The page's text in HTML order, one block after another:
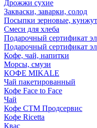
Дрожжи сухие
Закваски, заварки, солод
Посыпки зерновые, кунжут
Смеси для хлеба
Подарочный сертификат
Подарочный сертификат
Кофе, чай, напитки
Морсы, смузи
КОФЕ MIKALE
Чай пакетированный
Кофе Face to Face
Чай
Кофе СТМ Продсервис
Кофе Ricetta
Квас